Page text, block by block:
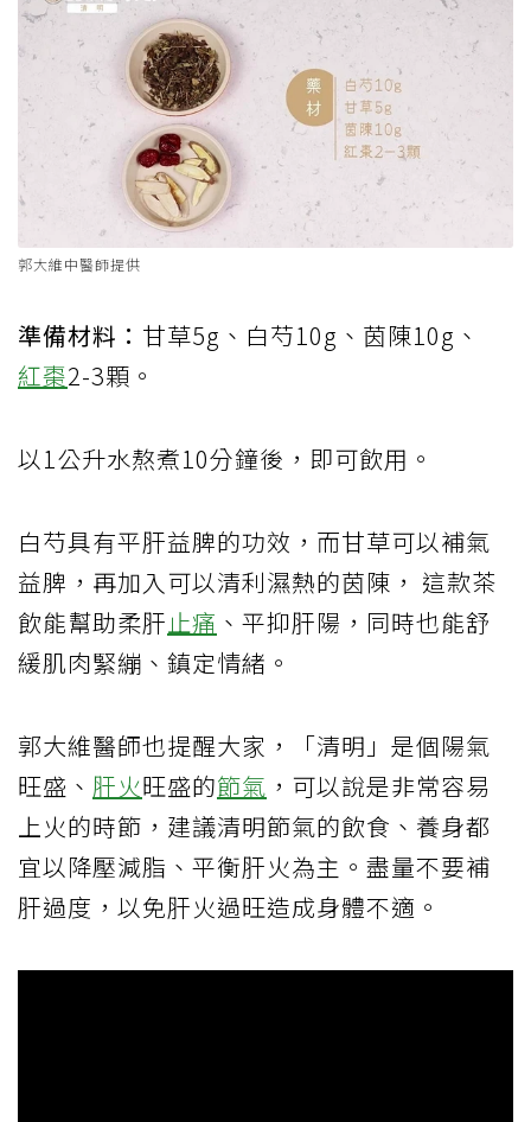
郭大維中醫師提供
準備材料： 甘草5g、白芍10g、茵陳10g、
紅棗2-3顆。
以1公升水熬煮10分鐘後，即可飲用。
白芍具有平肝益脾的功效，而甘草可以補氣
益脾，再加入可以清利濕熱的茵陳， 這款茶
飲能幫助柔肝止痛 、平抑肝陽，同時也能舒
緩肌肉緊繃、鎮定情緒。
郭大維醫師也提醒大家，「清明」是個陽氣
旺盛、 肝火旺盛的節氣 ，可以說是非常容易
上火的時節，建議清明節氣的飲食、養身都
宜以降壓減脂、平衡肝火為主。盡量不要補
肝過度，以免肝火過旺造成身體不適。